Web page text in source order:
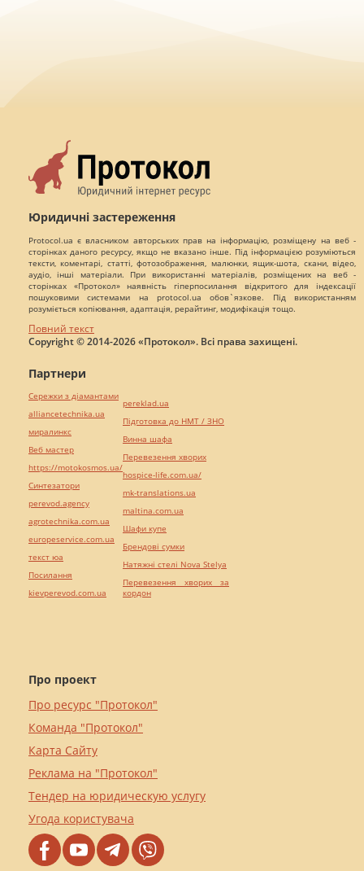
Юридичні застереження
Protocol.ua є власником авторських прав на інформацію, розміщену на веб -
сторінках даного ресурсу, якщо не вказано інше. Під інформацією розуміються
тексти, коментарі, статті, фотозображення, малюнки, ящик-шота, скани, відео,
аудіо, інші матеріали. При використанні матеріалів, розміщених на веб -
сторінках «Протокол» наявність гіперпосилання відкритого для індексації
пошуковими системами на protocol.ua обов`язкове. Під використанням
розуміється копіювання, адаптація, рерайтинг, модифікація тощо.
Повний текст
Copyright © 2014-2026 «Протокол». Всі права захищені.
Про проект
Про ресурс "Протокол"
Команда "Протокол"
Карта Сайту
Реклама на "Протокол"
Тендер на юридическую услугу
Угода користувача
Партнери
Сережки з діамантами
alliancetechnika.ua
миралинкс
Веб мастер
https://motokosmos.ua/
Синтезатори
perevod.agency
agrotechnika.com.ua
europeservice.com.ua
текст юа
Посилання
kievperevod.com.ua
pereklad.ua
Підготовка до НМТ / ЗНО
Винна шафа
Перевезення хворих
hospice-life.com.ua/
mk-translations.ua
maltina.com.ua
Шафи купе
Брендові сумки
Натяжні стелі Nova Stelya
Перевезення хворих за
кордон